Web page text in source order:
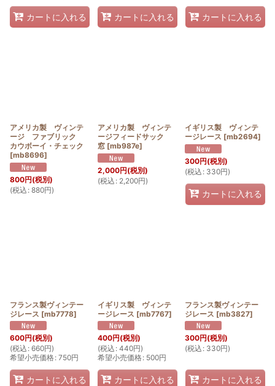
カートに入れる カートに入れる カートに入れる
アメリカ製 ヴィンテ
ージ ファブリック
カウボーイ・チェック
[mb8696]
800円(税別)
(税込 : 880円)
アメリカ製 ヴィンテ
ージフィードサック
窓 [mb987e]
2,000円(税別)
(税込 : 2,200円)
イギリス製 ヴィンテ
ージレース [mb2694]
300円(税別)
(税込 : 330円)
カートに入れる
フランス製ヴィンテー
ジレース [mb7778]
600円(税別)
(税込 : 660円)
希望小売価格: 750円
カートに入れる
イギリス製 ヴィンテ
ージレース [mb7767]
400円(税別)
(税込 : 440円)
希望小売価格: 500円
カートに入れる
フランス製ヴィンテー
ジレース [mb3827]
300円(税別)
(税込 : 330円)
カートに入れる